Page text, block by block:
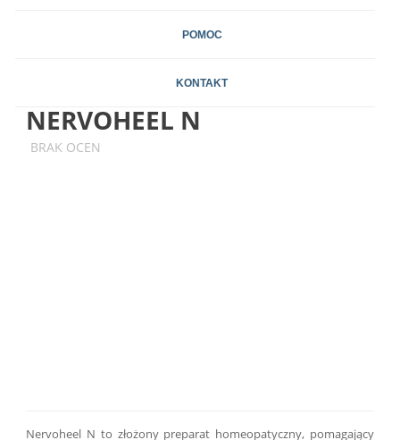
POMOC
KONTAKT
NERVOHEEL N
BRAK OCEN
Nervoheel N to złożony preparat homeopatyczny, pomagający